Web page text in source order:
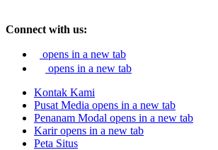
Connect with us:
opens in a new tab
opens in a new tab
Kontak Kami
Pusat Media opens in a new tab
Penanam Modal opens in a new tab
Karir opens in a new tab
Peta Situs